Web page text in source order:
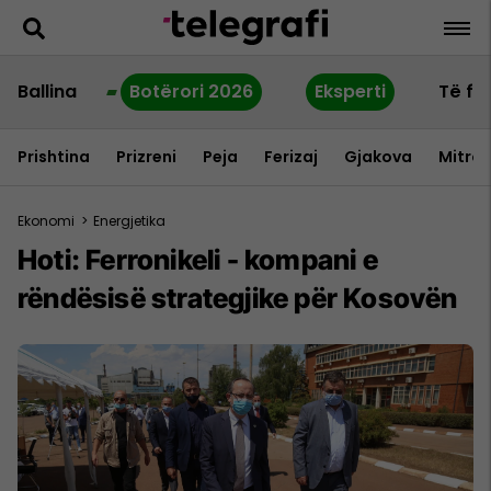
Ballina Botërori 2026 Eksperti Të
Prishtina Prizreni Peja Ferizaj Gjakova
Ekonomi > Energjetika
Hoti: Ferronikeli - kompani e
rëndësisë strategjike për Kosovën